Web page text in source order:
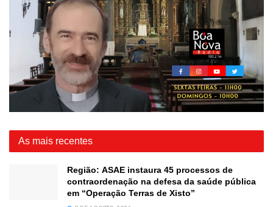
As mais recentes
Região: ASAE instaura 45 processos de
contraordenação na defesa da saúde pública
em “Operação Terras de Xisto”